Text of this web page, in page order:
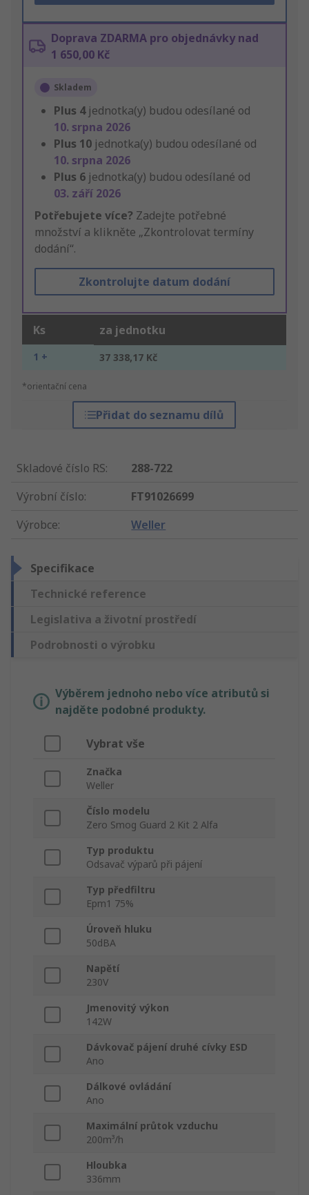
Doprava ZDARMA pro objednávky nad
1 650,00 Kč
Skladem
Plus 4 jednotka(y) budou odesílané od
10. srpna 2026
Plus 10 jednotka(y) budou odesílané od
10. srpna 2026
Plus 6 jednotka(y) budou odesílané od
03. září 2026
Potřebujete více? Zadejte potřebné
množství a klikněte „Zkontrolovat termíny
dodání“.
Zkontrolujte datum dodání
Ks za jednotku
1 + 37 338,17 Kč
*orientační cena
Přidat do seznamu dílů
Skladové číslo RS:
288-722
Výrobní číslo:
FT91026699
Výrobce: Weller
Specifikace
Technické reference
Legislativa a životní prostředí
Podrobnosti o výrobku
Výběrem jednoho nebo více atributů si
najděte podobné produkty.
Vybrat vše
Značka
Weller
Číslo modelu
Zero Smog Guard 2 Kit 2 Alfa
Typ produktu
Odsavač výparů při pájení
Typ předfiltru
Epm1 75%
Úroveň hluku
50dBA
Napětí
230V
Jmenovitý výkon
142W
Dávkovač pájení druhé cívky ESD
Ano
Dálkové ovládání
Ano
Maximální průtok vzduchu
200m³/h
Hloubka
336mm